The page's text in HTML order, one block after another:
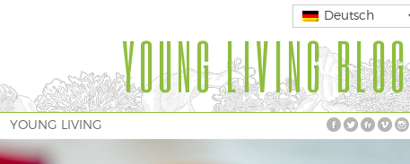
Deutsch
YOUNG LIVING BLOG
YOUNG LIVING